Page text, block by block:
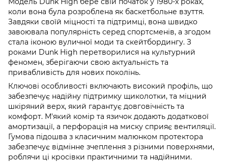
коли вона була розроблена як баскетбольне взуття.
Завдяки своїй міцності та підтримці, вона швидко
завоювала популярність серед спортсменів, а згодом
стала іконою вуличної моди та скейтбордингу. З
роками Dunk High перетворилися на культурний
феномен, зберігаючи свою актуальність та
привабливість для нових поколінь.
Ключові особливості включають високий профіль, що
забезпечує надійну підтримку щиколотки, та міцний
шкіряний верх, який гарантує довговічність та
комфорт. М'який комір та язичок додають додаткової
амортизації, а перфорація на миску сприяє вентиляції.
Гумова підошва з класичним малюнком протектора
забезпечує відмінне зчеплення з різними поверхнями,
роблячи ці кросівки практичними та надійними.